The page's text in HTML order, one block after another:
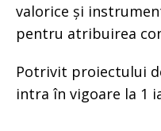
valorice și
pentru atribuirea
Potrivit proiectului
intra în vigoare la 1